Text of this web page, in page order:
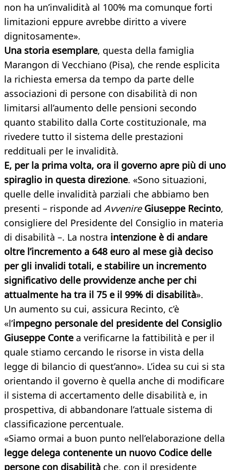
non ha un’invalidità al 100% ma comunque forti
limitazioni eppure avrebbe diritto a vivere
dignitosamente».
Una storia esemplare, questa della famiglia
Marangon di Vecchiano (Pisa), che rende esplicita
la richiesta emersa da tempo da parte delle
associazioni di persone con disabilità di non
limitarsi all’aumento delle pensioni secondo
quanto stabilito dalla Corte costituzionale, ma
rivedere tutto il sistema delle prestazioni
reddituali per le invalidità.
E, per la prima volta, ora il governo apre più di uno
spiraglio in questa direzione. «Sono situazioni,
quelle delle invalidità parziali che abbiamo ben
presenti – risponde ad Avvenire Giuseppe Recinto,
consigliere del Presidente del Consiglio in materia
di disabilità –. La nostra intenzione è di andare
oltre l’incremento a 648 euro al mese già deciso
per gli invalidi totali, e stabilire un incremento
significativo delle provvidenze anche per chi
attualmente ha tra il 75 e il 99% di disabilità».
Un aumento su cui, assicura Recinto, c’è
«l’impegno personale del presidente del Consiglio
Giuseppe Conte a verificarne la fattibilità e per il
quale stiamo cercando le risorse in vista della
legge di bilancio di quest’anno». L’idea su cui si sta
orientando il governo è quella anche di modificare
il sistema di accertamento delle disabilità e, in
prospettiva, di abbandonare l’attuale sistema di
classificazione percentuale.
«Siamo ormai a buon punto nell’elaborazione della
legge delega contenente un nuovo Codice delle
persone con disabilità che, con il presidente